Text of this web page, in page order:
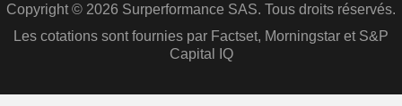
Copyright © 2026 Surperformance SAS. Tous droits réservés.
Les cotations sont fournies par Factset, Morningstar et S&P
Capital IQ